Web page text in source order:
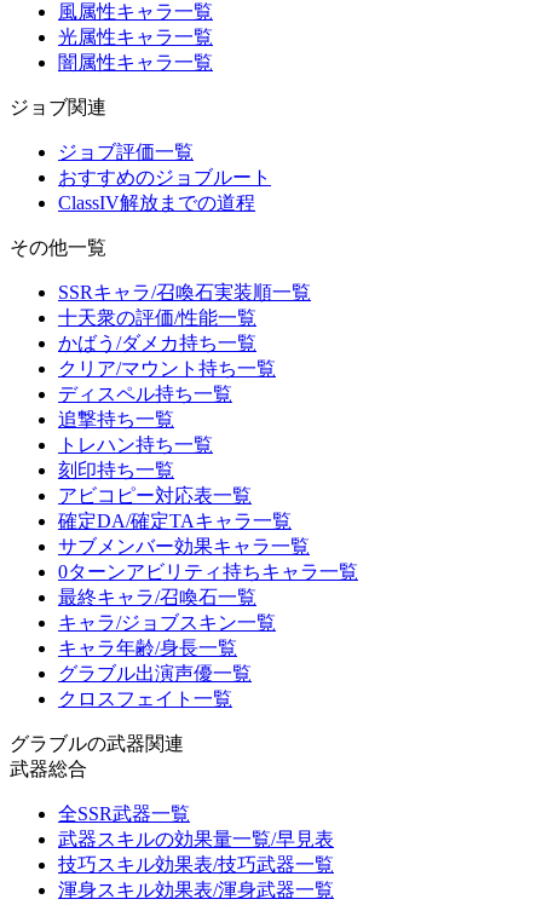
風属性キャラ一覧
光属性キャラ一覧
闇属性キャラ一覧
ジョブ関連
ジョブ評価一覧
おすすめのジョブルート
ClassIV解放までの道程
その他一覧
SSRキャラ/召喚石実装順一覧
十天衆の評価/性能一覧
かばう/ダメカ持ち一覧
クリア/マウント持ち一覧
ディスペル持ち一覧
追撃持ち一覧
トレハン持ち一覧
刻印持ち一覧
アビコピー対応表一覧
確定DA/確定TAキャラ一覧
サブメンバー効果キャラ一覧
0ターンアビリティ持ちキャラ一覧
最終キャラ/召喚石一覧
キャラ/ジョブスキン一覧
キャラ年齢/身長一覧
グラブル出演声優一覧
クロスフェイト一覧
グラブルの武器関連
武器総合
全SSR武器一覧
武器スキルの効果量一覧/早見表
技巧スキル効果表/技巧武器一覧
渾身スキル効果表/渾身武器一覧